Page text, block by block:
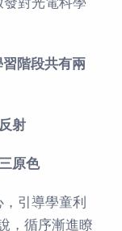
發對光電科學
階段共有兩
射
原色
引導學童利
，循序漸進瞭